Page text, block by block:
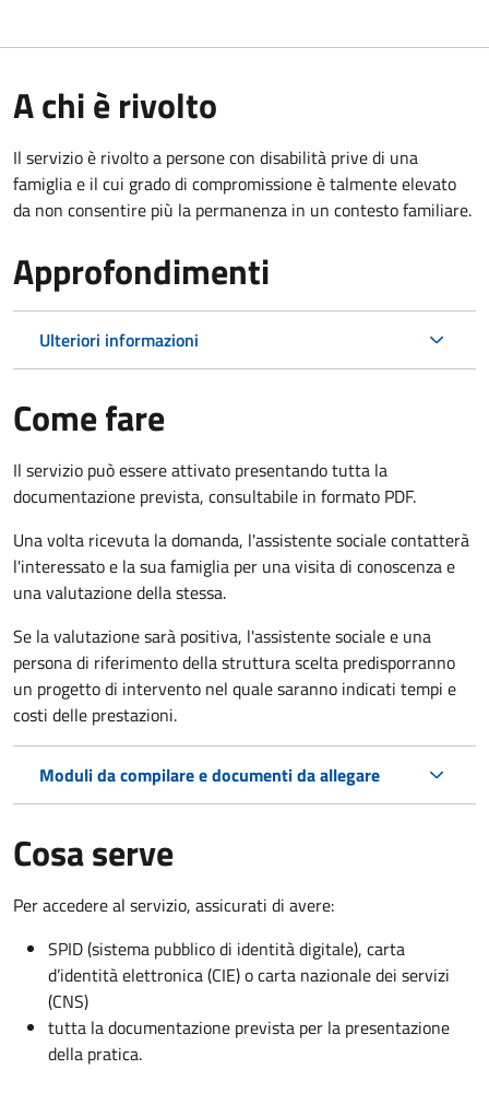
A chi è rivolto
Il servizio è rivolto a persone con disabilità prive di una
famiglia e il cui grado di compromissione è talmente elevato
da non consentire più la permanenza in un contesto familiare.
Approfondimenti
Ulteriori informazioni
Come fare
Il servizio può essere attivato presentando tutta la
documentazione prevista, consultabile in formato PDF.
Una volta ricevuta la domanda, l'assistente sociale contatterà
l'interessato e la sua famiglia per una visita di conoscenza e
una valutazione della stessa.
Se la valutazione sarà positiva, l'assistente sociale e una
persona di riferimento della struttura scelta predisporranno
un progetto di intervento nel quale saranno indicati tempi e
costi delle prestazioni.
Moduli da compilare e documenti da allegare
Cosa serve
Per accedere al servizio, assicurati di avere:
SPID (sistema pubblico di identità digitale), carta
d’identità elettronica (CIE) o carta nazionale dei servizi
(CNS)
tutta la documentazione prevista per la presentazione
della pratica.